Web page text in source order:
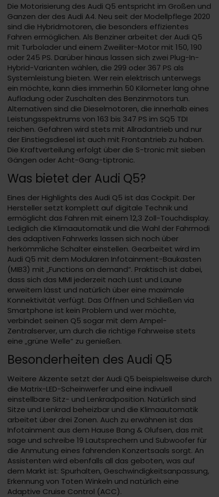
Die Motorisierung des Audi Q5 entspricht im Großen und
Ganzen der des Audi A4. Neu seit der Modellpflege 2020
sind die Hybridmotoren, die besonders effizientes
Fahren ermöglichen. Als Benziner arbeitet der Audi Q5
mit Turbolader und einem Zweiliter-Motor mit 150, 190
oder 245 PS. Darüber hinaus lassen sich zwei Plug-In-
Hybrid-Varianten wählen, die 299 oder 367 PS als
Systemleistung bieten. Wer rein elektrisch unterwegs
ein möchte, kann dies immerhin 50 Kilometer lang ohne
Aufladung oder Zuschalten des Benzinmotors tun.
Alternativen sind die Dieselmotoren, die innerhalb eines
Leistungsspektrums von 163 bis 347 PS im SQ5 TDI
reichen. Gefahren wird stets mit Allradantrieb und nur
der Einstiegsdiesel ist auch mit Frontantrieb zu haben.
Die Kraftverteilung erfolgt über die S-tronic mit sieben
Gängen oder Acht-Gang-tiptronic.
Was bietet der Audi Q5?
Eines der Highlights des Audi Q5 ist das Cockpit. Der
Hersteller setzt komplett auf digitale Technik und
ermöglicht das Fahren mit einem 12,3 Zoll-Touchdisplay.
Lediglich die Klimaautomatik und die Wahl der Fahrmodi
des adaptiven Fahrwerks lassen sich noch über
herkömmliche Schalter einstellen. Gearbeitet wird im
Audi Q5 mit dem Modularen Infotainment-Baukasten
(MIB3) mit „Functions on demand“. Praktisch ist dabei,
dass sich das MMI jederzeit nach Lust und Laune
erweitern lässt und natürlich über eine maximale
Konnektivität verfügt. Das Öffnen und Schließen via
Smartphone ist kein Problem und wer möchte,
verbindet seinen Q5 sogar mit dem Ampel-
Zentralserver, um durch die richtige Fahrweise stets
eine „grüne Welle“ zu genießen.
Besonderheiten des Audi Q5
Weitere Akzente setzt der Audi Q5 beispielsweise durch
die Matrix-LED-Scheinwerfer und eine indivuell
einstellbare Sitz- und Lenkradposition. Natürlich sind
Sitze und Lenkrad beheizbar und die Klimaautomatik
arbeitet über drei Zonen. Auch zu erwähnen ist das
Infotainment aus dem Hause Bang & Olufsen, das mit
sage und schreibe 19 Lautsprechern und Subwoofer für
die Anmutung eines fahrenden Konzertsaals sorgt. An
Assistenten wird ebenfalls all das geboten, was auf
dem Markt ist: Spurhalten, Geschwindigkeitsanpassung,
Erkennung von Toten Winkeln und natürlich eine
Adaptive Cruise Control (ACC).